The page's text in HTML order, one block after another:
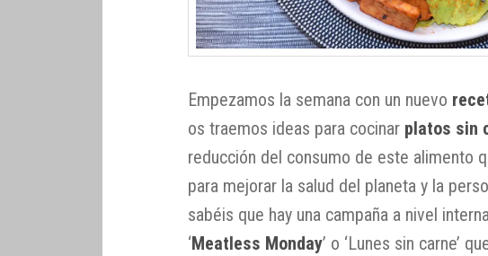
Empezamos la semana con un nuevo
os traemos ideas para cocinar platos sin
reducción del consumo de este alimento
para mejorar la salud del planeta y la
sabéis que hay una campaña a nivel
‘Meatless Monday’ o ‘Lunes sin carne’